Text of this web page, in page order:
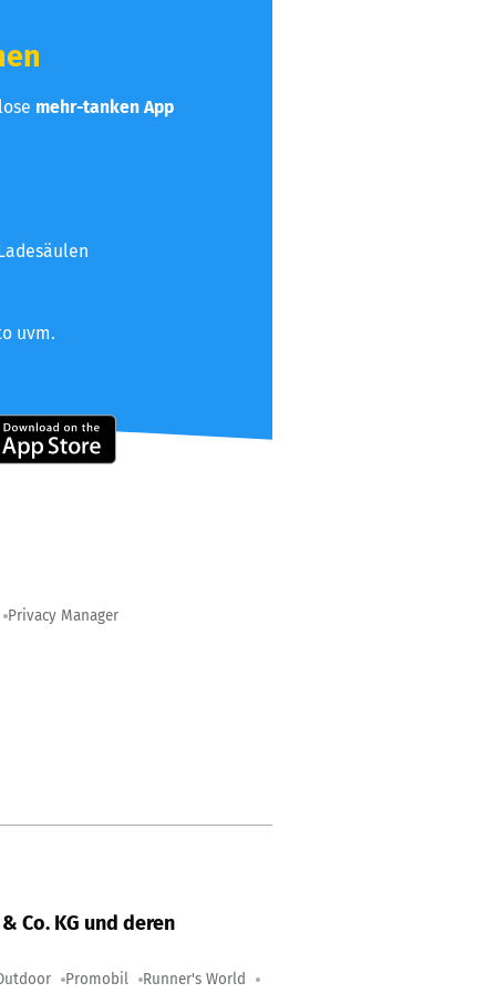
mehr-tanken App
uvm.
Privacy Manager
Co. KG und deren
Promobil Runner's World